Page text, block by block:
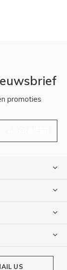
promoties
US